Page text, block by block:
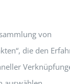
von
die den